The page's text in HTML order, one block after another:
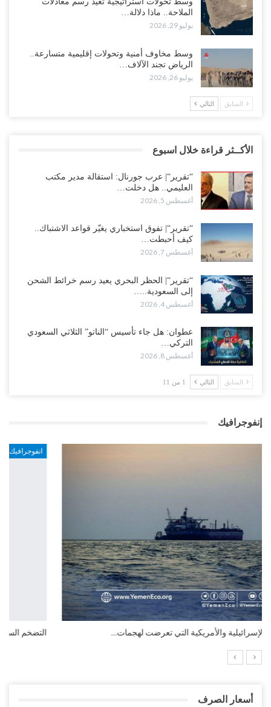
الملاحة.. ماذا دلالة…
يوليو 29, 2026
وسط مخاوف أمنية وتحولات إقليمية متسارعة..
الرياض تجند الآلاف…
يوليو 26, 2026
السابق التالي
الأكــثر قراءة خلال اسبوع
“تقرير“| عرب جورنال: استقالة مدير مكتب
العليمي.. هل دخلت…
أغسطس 5, 2026
“تقرير“| تفوق استخباري يغيّر قواعد الاشتباك..
كيف أحبطت…
أغسطس 7, 2026
“تقرير“| الحظر البحري يعيد رسم خرائط الشحن
إلى السعودية..…
أغسطس 4, 2026
عطوان: هل جاء تأسيس “الناتو” الثلاثي السعودي
التركي…
أغسطس 8, 2026
السابق التالي 1 من 11
إنفوجرافيك
التضخم السنوي لمنطقة اليورو.. “إنفوجرافيك“..!
أسعار الصرف